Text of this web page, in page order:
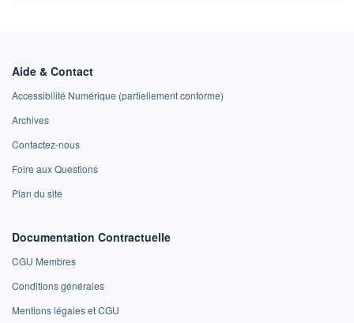
Aide & Contact
Accessibilité Numérique (partiellement conforme)
Archives
Contactez-nous
Foire aux Questions
Plan du site
Documentation Contractuelle
CGU Membres
Conditions générales
Mentions légales et CGU